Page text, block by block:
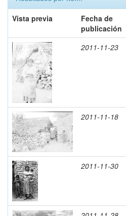
Vista previa
Fecha de
publicación
2011-11-23
2011-11-18
2011-11-30